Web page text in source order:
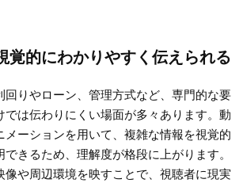
覚的にわかりやすく伝えられる
回りやローン、管理方式など、専門的な要
では伝わりにくい場面が多々あります。動
メーションを用いて、複雑な情報を視覚的
きるため、理解度が格段に上がります。
像や周辺環境を映すことで、視聴者に現実